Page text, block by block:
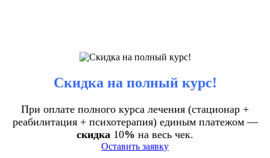
Скидка на полный курс!
При оплате полного курса лечения (стационар +
реабилитация + психотерапия) единым платежом —
скидка 10% на весь чек.
Оставить заявку